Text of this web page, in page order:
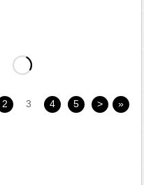
2 3 4 5 > »